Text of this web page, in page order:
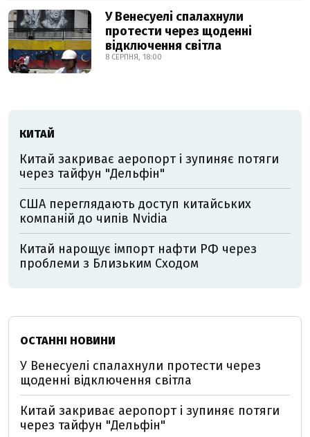
У Венесуелі спалахнули
протести через щоденні
відключення світла
8 СЕРПНЯ, 18:00
КИТАЙ
Китай закриває аеропорт і зупиняє потяги
через тайфун "Дельфін"
США переглядають доступ китайських
компаній до чипів Nvidia
Китай нарощує імпорт нафти РФ через
проблеми з Близьким Сходом
ОСТАННІ НОВИНИ
У Венесуелі спалахнули протести через
щоденні відключення світла
Китай закриває аеропорт і зупиняє потяги
через тайфун "Дельфін"